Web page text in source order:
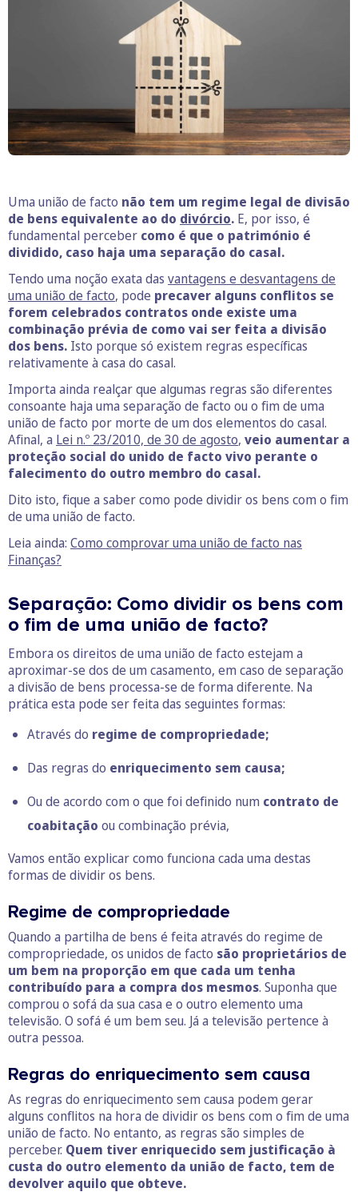
Uma união de facto não tem um regime legal de divisão
de bens equivalente ao do divórcio. E, por isso, é
fundamental perceber como é que o património é
dividido, caso haja uma separação do casal.
Tendo uma noção exata das vantagens e desvantagens de
uma união de facto, pode precaver alguns conflitos se
forem celebrados contratos onde existe uma
combinação prévia de como vai ser feita a divisão
dos bens. Isto porque só existem regras específicas
relativamente à casa do casal.
Importa ainda realçar que algumas regras são diferentes
consoante haja uma separação de facto ou o fim de uma
união de facto por morte de um dos elementos do casal.
Afinal, a Lei n.º 23/2010, de 30 de agosto, veio aumentar a
proteção social do unido de facto vivo perante o
falecimento do outro membro do casal.
Dito isto, fique a saber como pode dividir os bens com o fim
de uma união de facto.
Leia ainda: Como comprovar uma união de facto nas
Finanças?
Separação: Como dividir os bens com
o fim de uma união de facto?
Embora os direitos de uma união de facto estejam a
aproximar-se dos de um casamento, em caso de separação
a divisão de bens processa-se de forma diferente. Na
prática esta pode ser feita das seguintes formas:
Através do regime de compropriedade;
Das regras do enriquecimento sem causa;
Ou de acordo com o que foi definido num contrato de
coabitação ou combinação prévia,
Vamos então explicar como funciona cada uma destas
formas de dividir os bens.
Regime de compropriedade
Quando a partilha de bens é feita através do regime de
compropriedade, os unidos de facto são proprietários de
um bem na proporção em que cada um tenha
contribuído para a compra dos mesmos. Suponha que
comprou o sofá da sua casa e o outro elemento uma
televisão. O sofá é um bem seu. Já a televisão pertence à
outra pessoa.
Regras do enriquecimento sem causa
As regras do enriquecimento sem causa podem gerar
alguns conflitos na hora de dividir os bens com o fim de uma
união de facto. No entanto, as regras são simples de
perceber. Quem tiver enriquecido sem justificação à
custa do outro elemento da união de facto, tem de
devolver aquilo que obteve.